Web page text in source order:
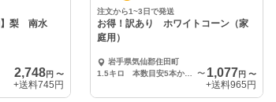
】梨 南水
2,748円 〜
+送料745円
注文から1~3日で発送
お得！訳あり ホワイトコーン（家
庭用）
岩手県気仙郡住田町
1.5キロ 本数目安5本から6本
〜 1,077円〜
+送料965円